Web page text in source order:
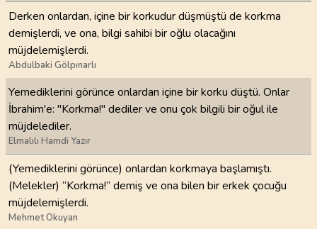
Derken onlardan, içine bir korkudur düşmüştü de korkma
demişlerdi, ve ona, bilgi sahibi bir oğlu olacağını
müjdelemişlerdi.
Abdulbaki Gölpınarlı
Yemediklerini görünce onlardan içine bir korku düştü. Onlar
İbrahim'e: "Korkma!" dediler ve onu çok bilgili bir oğul ile
müjdelediler.
Elmalılı Hamdi Yazır
(Yemediklerini görünce) onlardan korkmaya başlamıştı.
(Melekler) “Korkma!” demiş ve ona bilen bir erkek çocuğu
müjdelemişlerdi.
Mehmet Okuyan